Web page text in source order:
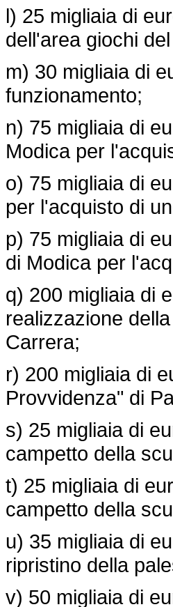
l) 25 migliaia di
dell'area giochi
m) 30 migliaia di
funzionamento;
n) 75 migliaia di
Modica per
o) 75 migliaia di
per l'acquisto di
p) 75 migliaia di
di Modica per
q) 200 migliaia di
realizzazione
Carrera;
r) 200 migliaia di
Provvidenza" di
s) 25 migliaia di
campetto della
t) 25 migliaia di
campetto della
u) 35 migliaia di
ripristino della
v) 50 migliaia di